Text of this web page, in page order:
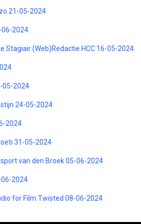
21-05-2024
06-2024
Stagiair (Web)Redactie HCC 16-05-2024
05-2024
24-05-2024
2024
31-05-2024
van den Broek 05-06-2024
06-2024
for Film Twisted 08-06-2024